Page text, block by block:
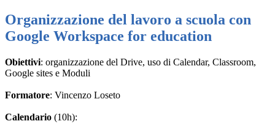
Organizzazione del lavoro a scuola con
Google Workspace for education
Obiettivi: organizzazione del Drive, uso di Calendar, Classroom,
Google sites e Moduli
Formatore: Vincenzo Loseto
Calendario (10h):